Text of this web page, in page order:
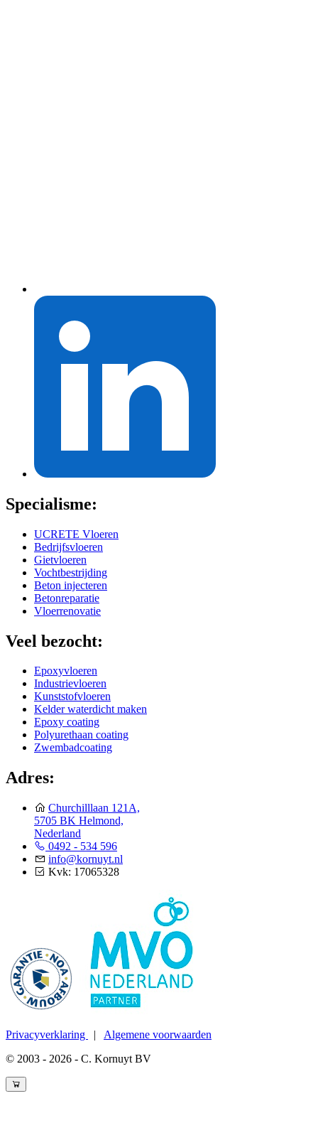
Specialisme:
UCRETE Vloeren
Bedrijfsvloeren
Gietvloeren
Vochtbestrijding
Beton injecteren
Betonreparatie
Vloerrenovatie
Veel bezocht:
Epoxyvloeren
Industrievloeren
Kunststofvloeren
Kelder waterdicht maken
Epoxy coating
Polyurethaan coating
Zwembadcoating
Adres:
Churchilllaan 121A,
5705 BK Helmond,
Nederland
0492 - 534 596
info@kornuyt.nl
Kvk: 17065328
Privacyverklaring | Algemene voorwaarden
© 2003 - 2026 - C. Kornuyt BV